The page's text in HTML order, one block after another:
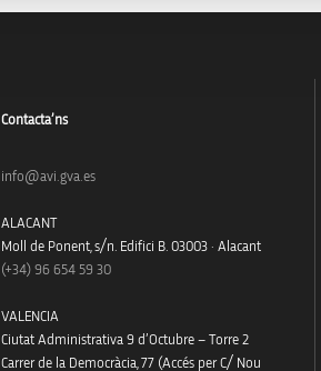
Contacta’ns
info@avi.gva.es
ALACANT
Moll de Ponent, s/n. Edifici B. 03003 · Alacant
(+34) 96 654 59 30
VALENCIA
Ciutat Administrativa 9 d’Octubre – Torre 2
Carrer de la Democràcia, 77 (Accés per C/ Nou